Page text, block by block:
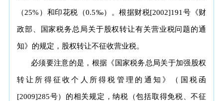
（25%）和印花税（0.5‰）。根据财税[2002]191号《财
政部、国家税务总局关于股权转让有关营业税问题的通
知》的规定，股权转让不征收营业税。
必须要注意的是，根据《国家税务总局关于加强股权
转让所得征收个人所得税管理的通知》（国税函
[2009]285号）的相关规定，纳税（包括取得免税、不征